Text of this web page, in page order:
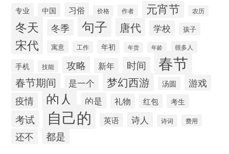
专业 中国 习俗 价格 作者 元宵节 农历
冬天 冬季 句子 唐代 学校 孩子
宋代 寓意 工作 年初 年货 年龄 很多人
手机 技能 攻略 新年 时间 春节
春节期间 是一个 梦幻西游 汤圆
游戏
疫情
的人 的是 礼物 红包 考生
考试 自己的 英语 诗人 诗词 费用
还不 都是